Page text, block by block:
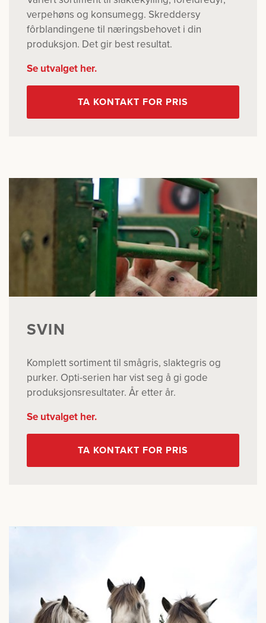
verpehøns og konsumegg. Skreddersy
fôrblandingene til næringsbehovet i din
produksjon. Det gir best resultat.
Se utvalget her.
TA KONTAKT FOR PRIS
SVIN
Komplett sortiment til smågris, slaktegris og
purker. Opti-serien har vist seg å gi gode
produksjonsresultater. År etter år.
Se utvalget her.
TA KONTAKT FOR PRIS